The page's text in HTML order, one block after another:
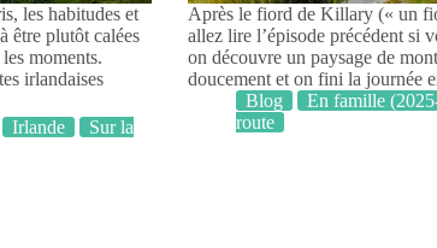
les habitudes et
être plutôt calées
moments.
irlandaises
Irlande
Sur la
Après le fiord de Killary (« un
allez lire l’épisode précédent si
on découvre un paysage de
doucement et on fini la journée
Blog
En famille
route